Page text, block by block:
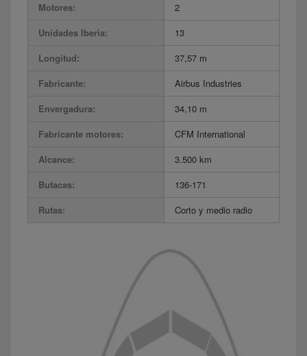
Motores:
2
Unidades Iberia:
13
Longitud:
37,57 m
Fabricante:
Airbus Industries
Envergadura:
34,10 m
Fabricante motores:
CFM International
Alcance:
3.500 km
Butacas:
136-171
Rutas:
Corto y medio radio